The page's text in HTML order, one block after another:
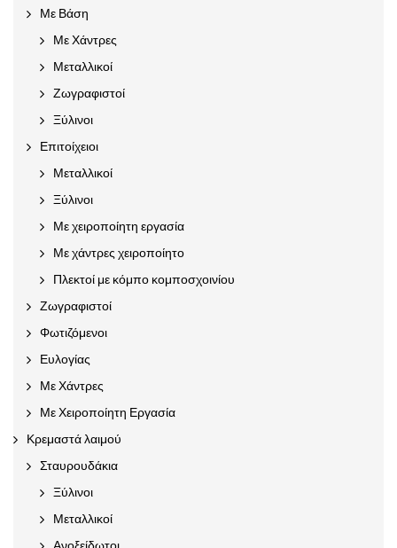
Με Βάση
Με Χάντρες
Μεταλλικοί
Ζωγραφιστοί
Ξύλινοι
Επιτοίχειοι
Μεταλλικοί
Ξύλινοι
Με χειροποίητη εργασία
Με χάντρες χειροποίητο
Πλεκτοί με κόμπο κομποσχοινίου
Ζωγραφιστοί
Φωτιζόμενοι
Ευλογίας
Με Χάντρες
Με Χειροποίητη Εργασία
Κρεμαστά λαιμού
Σταυρουδάκια
Ξύλινοι
Μεταλλικοί
Ανοξείδωτοι